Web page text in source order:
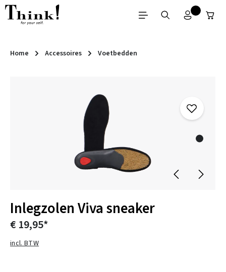
Ga naar de hoofdinhoud
Home Accessoires Voetbedden
Inlegzolen Viva sneaker
€ 19,95*
incl. BTW